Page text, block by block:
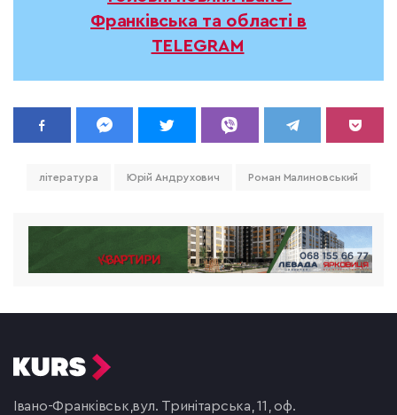
Франківська та області в
TELEGRAM
література Юрій Андрухович Роман Малиновський
Івано-Франківськ,вул. Тринітарська, 11, оф.